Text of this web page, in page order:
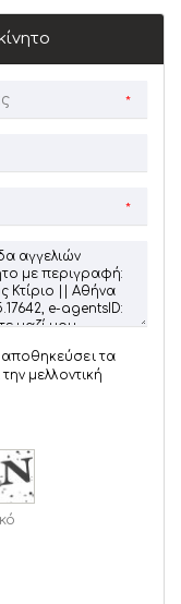
*
*
αποθηκεύσει τα
μελλοντική